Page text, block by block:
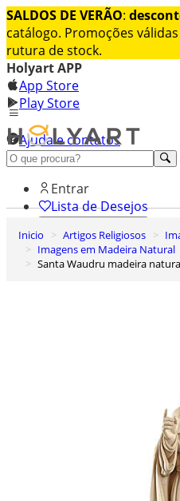
SALDOS DE VERÃO:
catálogo. Promoções válidas
rutura de stock.
Holyart APP
App Store
Play Store
Ajuda e contatos
Conheça premium
Entrar
Lista de Desejos
0
Carrinho de Compras
Inicio Artigos Religiosos
Imagens em Madeira Natural
Santa Waudru madeira